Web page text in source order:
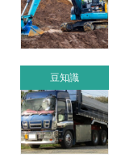
豆知識